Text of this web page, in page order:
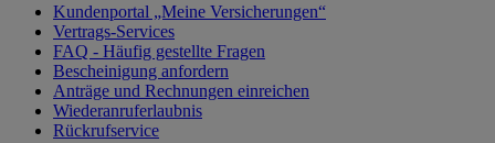
Kundenportal „Meine Versicherungen“
Vertrags-Services
FAQ - Häufig gestellte Fragen
Bescheinigung anfordern
Anträge und Rechnungen einreichen
Wiederanruferlaubnis
Rückrufservice